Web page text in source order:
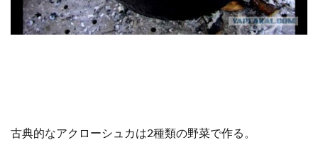
古典的なアクローシュカは2種類の野菜で作る。